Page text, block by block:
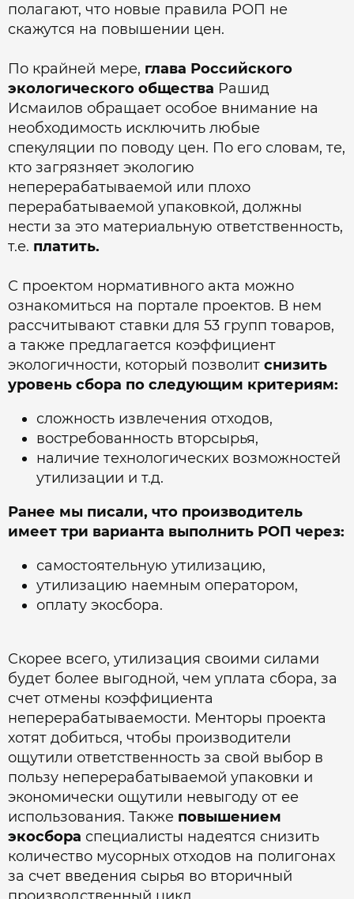
полагают, что новые правила РОП не
скажутся на повышении цен.
По крайней мере, глава Российского
экологического общества Рашид
Исмаилов обращает особое внимание на
необходимость исключить любые
спекуляции по поводу цен. По его словам, те,
кто загрязняет экологию
неперерабатываемой или плохо
перерабатываемой упаковкой, должны
нести за это материальную ответственность,
т.е. платить.
С проектом нормативного акта можно
ознакомиться на портале проектов. В нем
рассчитывают ставки для 53 групп товаров,
а также предлагается коэффициент
экологичности, который позволит снизить
уровень сбора по следующим критериям:
сложность извлечения отходов,
востребованность вторсырья,
наличие технологических возможностей
утилизации и т.д.
Ранее мы писали, что производитель
имеет три варианта выполнить РОП через:
самостоятельную утилизацию,
утилизацию наемным оператором,
оплату экосбора.
Скорее всего, утилизация своими силами
будет более выгодной, чем уплата сбора, за
счет отмены коэффициента
неперерабатываемости. Менторы проекта
хотят добиться, чтобы производители
ощутили ответственность за свой выбор в
пользу неперерабатываемой упаковки и
экономически ощутили невыгоду от ее
использования. Также повышением
экосбора специалисты надеятся снизить
количество мусорных отходов на полигонах
за счет введения сырья во вторичный